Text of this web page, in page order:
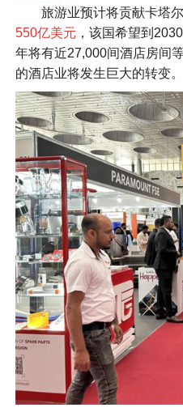
旅游业预计将贡献卡塔尔
550亿美元 ，该国希望到
年将有近27,000间酒店房间
的酒店业将发生巨大的转变。